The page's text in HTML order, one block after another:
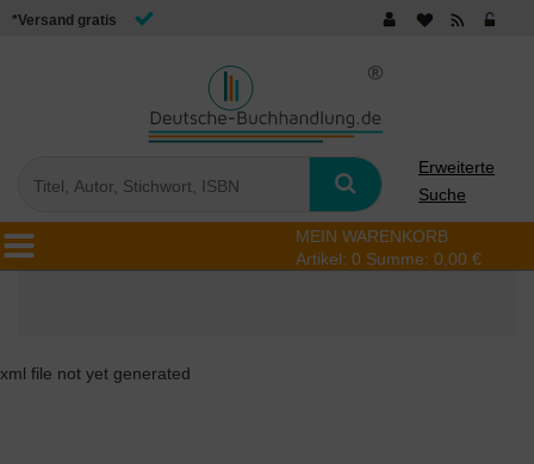
*Versand gratis
Erweiterte
Suche
MEIN WARENKORB
Artikel: 0 Summe: 0,00 €
xml file not yet generated